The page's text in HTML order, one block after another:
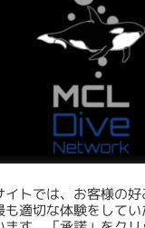
イトでは、お客様の
も適切な体験をして